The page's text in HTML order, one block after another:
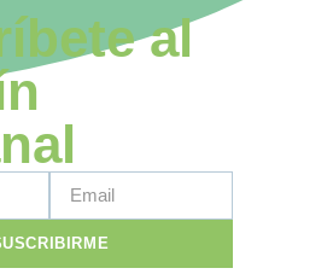
al